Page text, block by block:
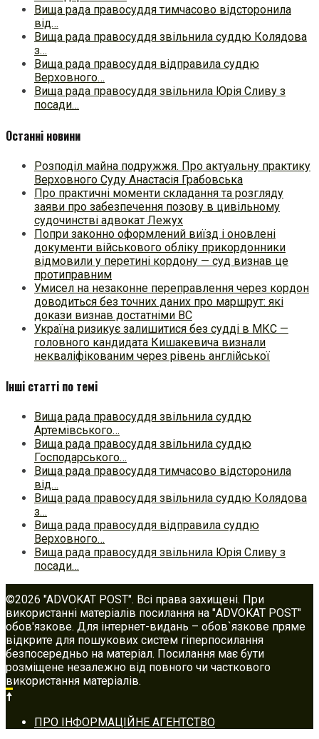
Вища рада правосуддя тимчасово відсторонила
від…
Вища рада правосуддя звільнила суддю Колядова
з…
Вища рада правосуддя відправила суддю
Верховного…
Вища рада правосуддя звільнила Юрія Сливу з
посади…
Останні новини
Розподіл майна подружжя. Про актуальну практику
Верховного Суду Анастасія Грабовська
Про практичні моменти складання та розгляду
заяви про забезпечення позову в цивільному
судочинстві адвокат Лежух
Попри законно оформлений виїзд і оновлені
документи військового обліку прикордонники
відмовили у перетині кордону — суд визнав це
протиправним
Умисел на незаконне переправлення через кордон
доводиться без точних даних про маршрут: які
докази визнав достатніми ВС
Україна ризикує залишитися без судді в МКС —
головного кандидата Кишакевича визнали
некваліфікованим через рівень англійської
Інші статті по темі
Вища рада правосуддя звільнила суддю
Артемівського…
Вища рада правосуддя звільнила суддю
Господарського…
Вища рада правосуддя тимчасово відсторонила
від…
Вища рада правосуддя звільнила суддю Колядова
з…
Вища рада правосуддя відправила суддю
Верховного…
Вища рада правосуддя звільнила Юрія Сливу з
посади…
©2026 "ADVOKAT POST". Всі права захищені. При
використанні матеріалів посилання на "ADVOKAT POST"
обов'язкове. Для інтернет-видань – обов`язкове пряме
відкрите для пошукових систем гіперпосилання
безпосередньо на матеріал. Посилання має бути
розміщене незалежно від повного чи часткового
використання матеріалів.
Footer
navigation
ПРО ІНФОРМАЦІЙНЕ АГЕНТСТВО